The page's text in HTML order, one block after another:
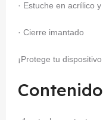
· Estuche en acrílico
· Cierre imantado
¡Protege tu